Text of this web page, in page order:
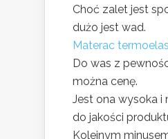
Choć zalet jest
dużo jest wad.
Materac
Do was z
można cenę.
Jest ona wysoka i
do jakości
Kolejnym